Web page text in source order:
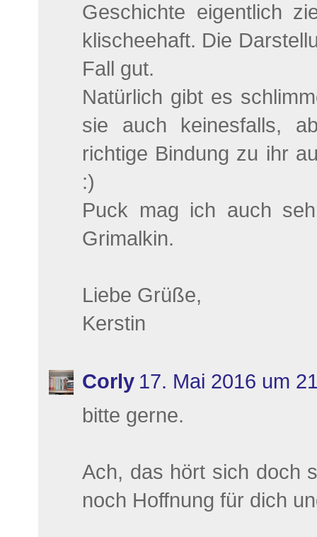
Geschichte eigentlich
klischeehaft. Die
Fall gut.
Natürlich gibt es
sie auch keinesfalls,
richtige Bindung zu ihr
:)
Puck mag ich auch
Grimalkin.
Liebe Grüße,
Kerstin
Corly 17. Mai 2016 um
bitte gerne.
Ach, das hört sich doch
noch Hoffnung für dich